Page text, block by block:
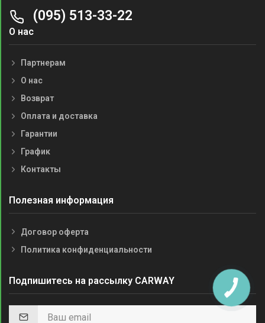
(095) 513-33-22
О нас
Партнерам
О нас
Возврат
Оплата и доставка
Гарантии
График
Контакты
Полезная информация
Договор оферта
Политика конфиденциальности
Подпишитесь на рассылку CARWAY